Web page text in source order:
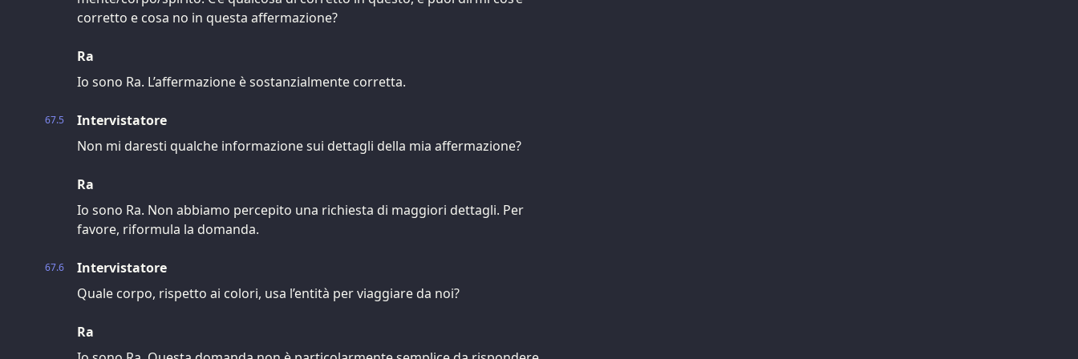
corretto e cosa no in questa affermazione?
Ra
Io sono Ra. L’affermazione è sostanzialmente corretta.
67.5
Intervistatore
Non mi daresti qualche informazione sui dettagli della mia affermazione?
Ra
Io sono Ra. Non abbiamo percepito una richiesta di maggiori dettagli. Per
favore, riformula la domanda.
67.6
Intervistatore
Quale corpo, rispetto ai colori, usa l’entità per viaggiare da noi?
Ra